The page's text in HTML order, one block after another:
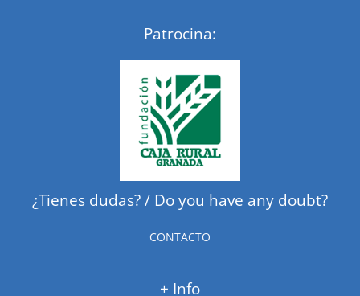
Patrocina:
¿Tienes dudas? / Do you have any doubt?
CONTACTO
+ Info